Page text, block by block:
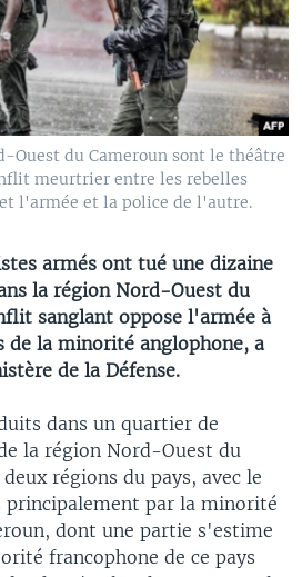
Ouest du Cameroun sont le théâtre
meurtrier entre les rebelles
l'armée et la police de l'autre.
armés ont tué une dizaine
la région Nord-Ouest du
sanglant oppose l'armée à
de la minorité anglophone, a
de la Défense.
dans un quartier de
la région Nord-Ouest du
régions du pays, avec le
principalement par la minorité
dont une partie s'estime
francophone de ce pays